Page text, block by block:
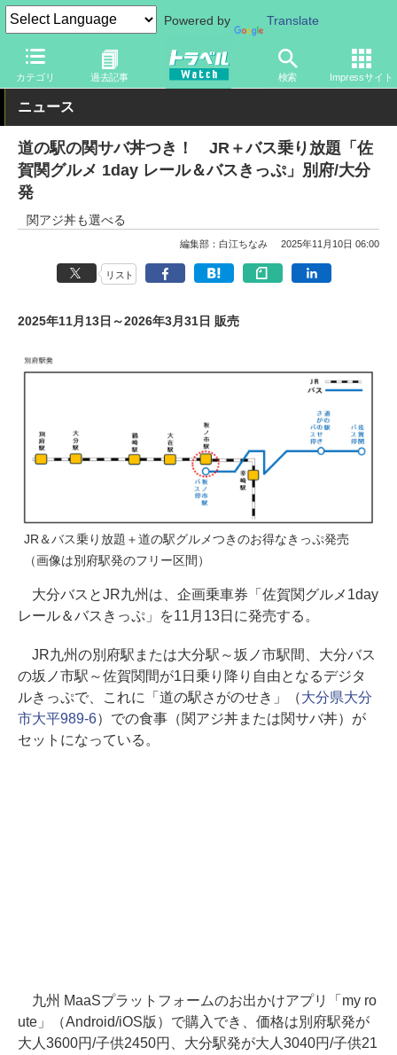
Powered by Translate
カテゴリ 過去記事 検索 Impressサイト
トラベル Watch 旅の方法 お得なきっぷ
ニュース
道の駅の関サバ丼つき！ JR＋バス乗り放題「佐
賀関グルメ 1day レール＆バスきっぷ」別府/大分
発
関アジ丼も選べる
編集部：白江ちなみ 2025年11月10日 06:00
リスト
2025年11月13日～2026年3月31日 販売
JR＆バス乗り放題＋道の駅グルメつきのお得なきっぷ発売
（画像は別府駅発のフリー区間）
大分バスとJR九州は、企画乗車券「佐賀関グルメ1day
レール＆バスきっぷ」を11月13日に発売する。
JR九州の別府駅または大分駅～坂ノ市駅間、大分バス
の坂ノ市駅～佐賀関間が1日乗り降り自由となるデジタ
ルきっぷで、これに「道の駅さがのせき」（大分県大分
市大平989-6）での食事（関アジ丼または関サバ丼）が
セットになっている。
九州 MaaSプラットフォームのお出かけアプリ「my ro
ute」（Android/iOS版）で購入でき、価格は別府駅発が
大人3600円/子供2450円、大分駅発が大人3040円/子供21